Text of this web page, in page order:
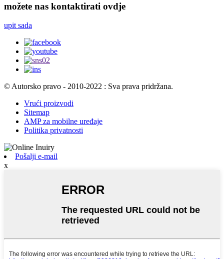
možete nas kontaktirati ovdje
upit sada
© Autorsko pravo - 2010-2022 : Sva prava pridržana.
Vrući proizvodi
Sitemap
AMP za mobilne uređaje
Politika privatnosti
Pošalji e-mail
x